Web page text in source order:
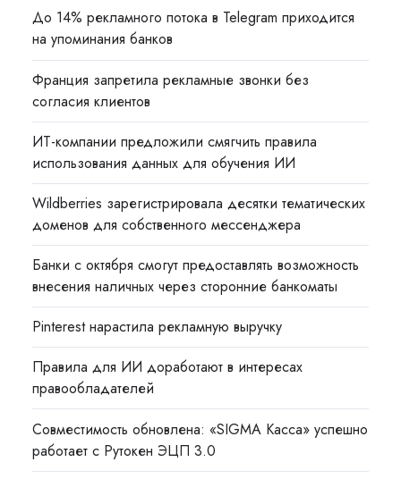
До 14% рекламного потока в Telegram приходится
на упоминания банков
Франция запретила рекламные звонки без
согласия клиентов
ИТ-компании предложили смягчить правила
использования данных для обучения ИИ
Wildberries зарегистрировала десятки тематических
доменов для собственного мессенджера
Банки с октября смогут предоставлять возможность
внесения наличных через сторонние банкоматы
Pinterest нарастила рекламную выручку
Правила для ИИ доработают в интересах
правообладателей
Совместимость обновлена: «SIGMA Касса» успешно
работает с Рутокен ЭЦП 3.0